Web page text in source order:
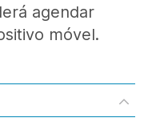
agendar
móvel.